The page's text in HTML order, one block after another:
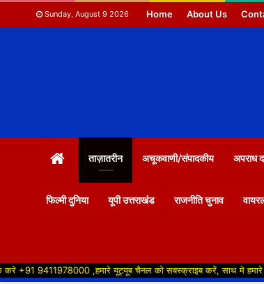
Sunday, August 9 2026 Home About Us
HOMEताज़ातरीन अचूकवाणी/संपादकीय अपराध
फिल्मी दुनिया यूपी उत्तराखंड राजनीति चुनाव
9411978000 ,हमारे यूट्यूब चैनल को सबस्क्राइब करें, साथ मे हमारे फेसबुक